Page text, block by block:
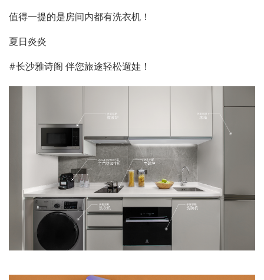
值得一提的是房间内都有洗衣机！
夏日炎炎
#长沙雅诗阁 伴您旅途轻松遛娃！